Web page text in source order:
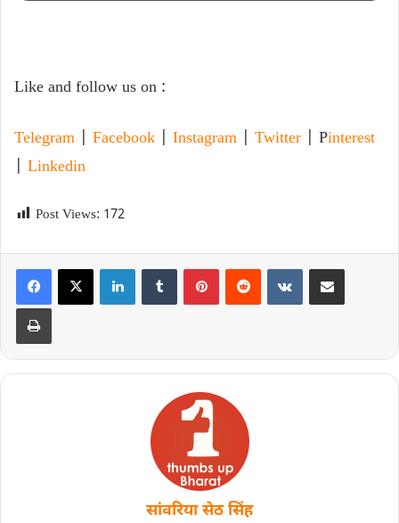
Like and follow us on :
Telegram Facebook Instagram Twitter | Pinterest
Linkedin
Post Views: 172
सांवरिया सेठ सिंह